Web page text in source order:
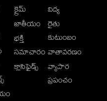
క్రైమ్
జాతీయం
భక్తి
సమాచారం
క్లాసిఫైడ్స్
విద్య
రైతు
కుటుంబం
వాతావరణం
వ్యాపార
ప్రపంచం